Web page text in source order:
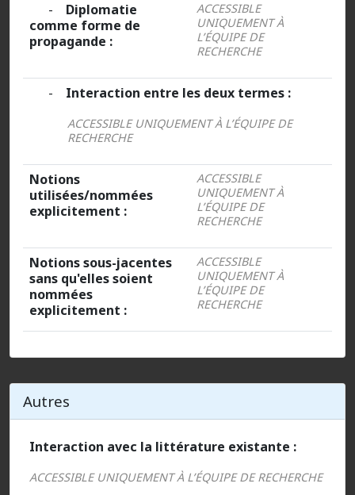
- Diplomatie
comme forme de
propagande :
ACCESSIBLE
UNIQUEMENT À
L’ÉQUIPE DE
RECHERCHE
- Interaction entre les deux termes :
ACCESSIBLE UNIQUEMENT À L’ÉQUIPE DE
RECHERCHE
Notions
utilisées/nommées
explicitement :
ACCESSIBLE
UNIQUEMENT À
L’ÉQUIPE DE
RECHERCHE
Notions sous-jacentes
sans qu'elles soient
nommées
explicitement :
ACCESSIBLE
UNIQUEMENT À
L’ÉQUIPE DE
RECHERCHE
Autres
Interaction avec la littérature existante :
ACCESSIBLE UNIQUEMENT À L’ÉQUIPE DE RECHERCHE